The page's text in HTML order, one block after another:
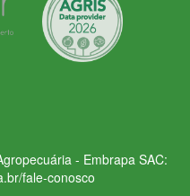
- Embrapa SAC:
fale-conosco